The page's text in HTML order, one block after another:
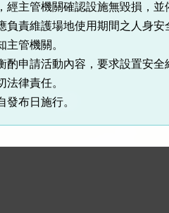
管機關確認設施無毀損，並依
維護場地使用期間之人身安
主管機關。
請活動內容，要求設置安全
法律責任。
布日施行。